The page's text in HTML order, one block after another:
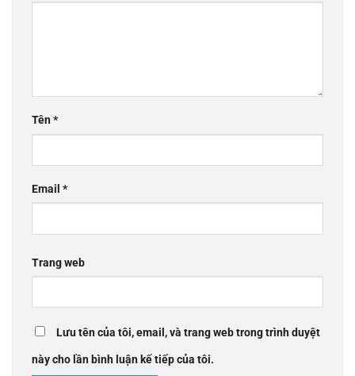
Tên*
Email *
Trang web
Lưu tên của tôi, email, và trang web trong trình duyệt
này cho lần bình luận kế tiếp của tôi.